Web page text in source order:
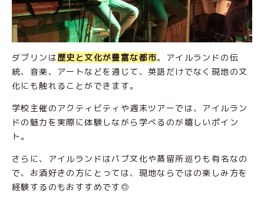
ダブリンは歴史と文化が豊富な都市。アイルランドの伝
統、音楽、アートなどを通じて、英語だけでなく現地の文
化にも触れることができます。
学校主催のアクティビティや週末ツアーでは、アイルラン
ドの魅力を実際に体験しながら学べるのが嬉しいポイン
ト。
さらに、アイルランドはパブ文化や蒸留所巡りも有名なの
で、お酒好きの方にとっては、現地ならではの楽しみ方を
経験するのもおすすめです◎